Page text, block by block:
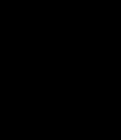
in
wie
Rex die